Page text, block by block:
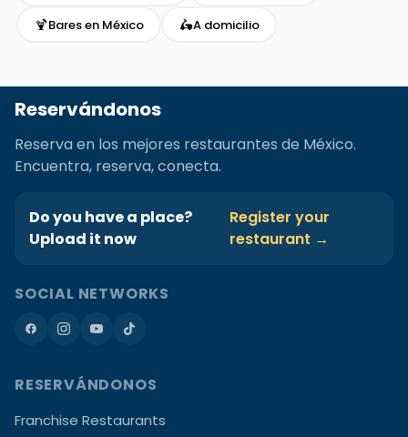
🍹Bares en México 🛵A domicilio
Reservándonos
Reserva en los mejores restaurantes de México.
Encuentra, reserva, conecta.
Do you have a place?
Upload it now
Register your
restaurant →
SOCIAL NETWORKS
RESERVÁNDONOS
Franchise Restaurants